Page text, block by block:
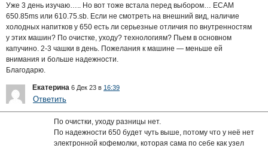
Уже 3 день изучаю….. Но вот тоже встала перед выбором… ECAM
650.85ms или 610.75.sb. Если не смотреть на внешний вид, наличие
холодных напитков у 650 есть ли серьезные отличия по внутренностям
у этих машин? По очистке, уходу? технологиям? Пьем в основном
капучино. 2-3 чашки в день. Пожелания к машине — меньше ей
внимания и больше надежности.
Благодарю.
Екатерина 6 Дек 23 в 16:39
Ответить
По очистки, уходу разницы нет.
По надежности 650 будет чуть выше, потому что у неё нет
электронной кофемолки, которая сама по себе как узел